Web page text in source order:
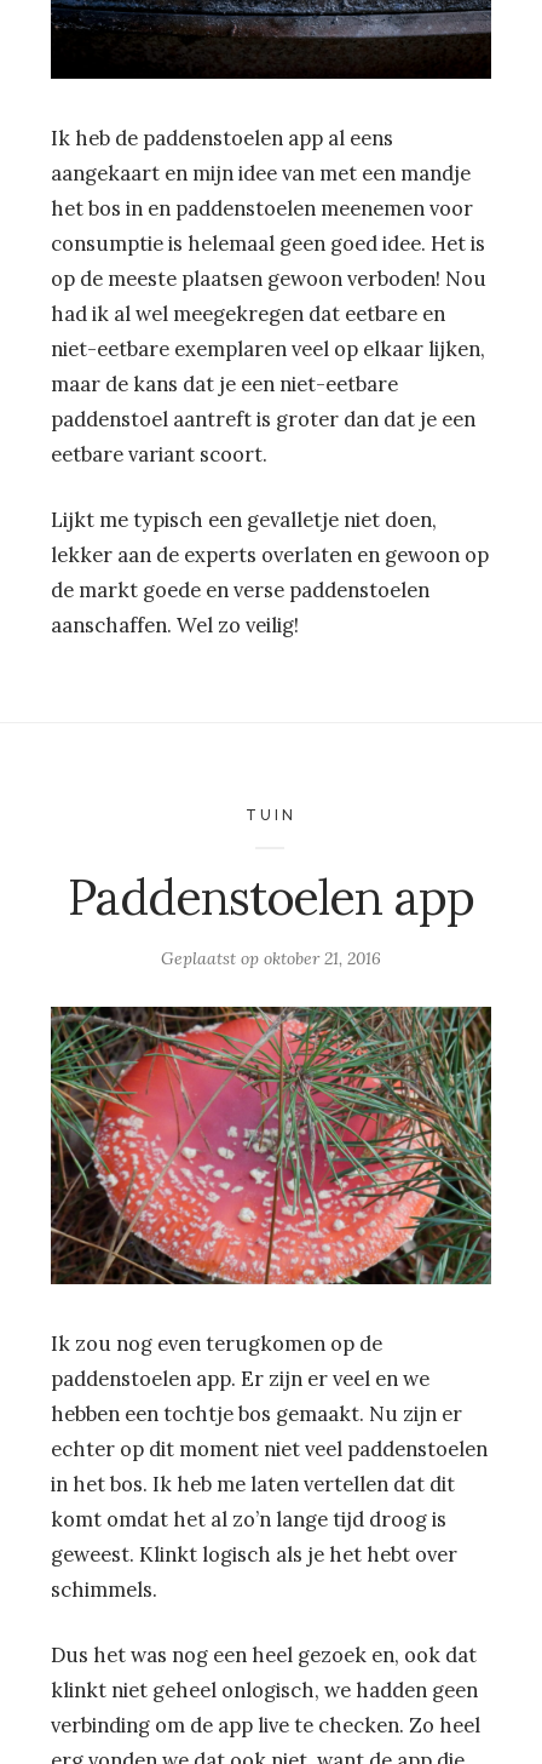
Ik heb de paddenstoelen app al eens
aangekaart en mijn idee van met een mandje
het bos in en paddenstoelen meenemen voor
consumptie is helemaal geen goed idee. Het is
op de meeste plaatsen gewoon verboden! Nou
had ik al wel meegekregen dat eetbare en
niet-eetbare exemplaren veel op elkaar lijken,
maar de kans dat je een niet-eetbare
paddenstoel aantreft is groter dan dat je een
eetbare variant scoort.
Lijkt me typisch een gevalletje niet doen,
lekker aan de experts overlaten en gewoon op
de markt goede en verse paddenstoelen
aanschaffen. Wel zo veilig!
TUIN
Paddenstoelen app
Geplaatst op oktober 21, 2016
Ik zou nog even terugkomen op de
paddenstoelen app. Er zijn er veel en we
hebben een tochtje bos gemaakt. Nu zijn er
echter op dit moment niet veel paddenstoelen
in het bos. Ik heb me laten vertellen dat dit
komt omdat het al zo’n lange tijd droog is
geweest. Klinkt logisch als je het hebt over
schimmels.
Dus het was nog een heel gezoek en, ook dat
klinkt niet geheel onlogisch, we hadden geen
verbinding om de app live te checken. Zo heel